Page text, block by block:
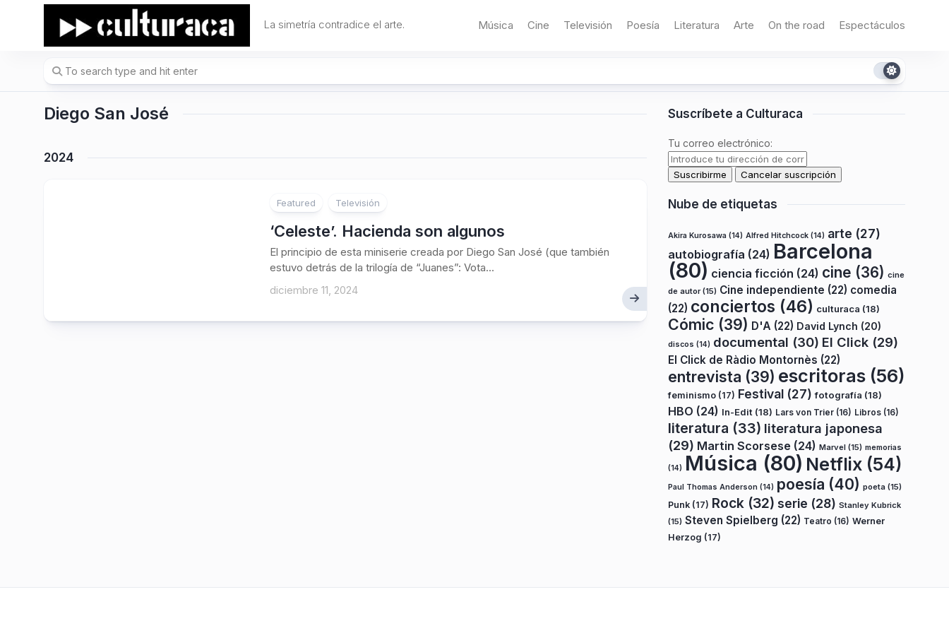
La simetría contradice el arte. Música Cine Televisión Poesía Literatura Arte On the road Espectáculos
Diego San José
2024
Featured Televisión
‘Celeste’. Hacienda son algunos
El principio de esta miniserie creada por Diego San José (que también
estuvo detrás de la trilogía de “Juanes”: Vota...
diciembre 11, 2024
Suscríbete a Culturaca
Tu correo electrónico:
Nube de etiquetas
Akira Kurosawa (14) Alfred Hitchcock (14) arte (27)
autobiografía (24) Barcelona
(80) ciencia ficción (24) cine (36) cine
de autor(15) Cine independiente (22) comedia
(22) conciertos (46) culturaca (18)
Cómic (39) D'A (22) David Lynch (20)
discos (14) documental (30) El Click (29)
El Click de Ràdio Montornès (22)
entrevista (39) escritoras (56)
feminismo (17) Festival (27) fotografía (18)
HBO (24) In-Edit (18) Lars von Trier (16) Libros (16)
literatura (33) literatura japonesa
(29) Martin Scorsese (24) Marvel (15) memorias
(14) Música (80) Netflix (54)
Paul Thomas Anderson (14) poesía (40) poeta (15)
Punk (17) Rock (32) serie (28) Stanley Kubrick
(15) Steven Spielberg (22) Teatro (16) Werner
Herzog (17)